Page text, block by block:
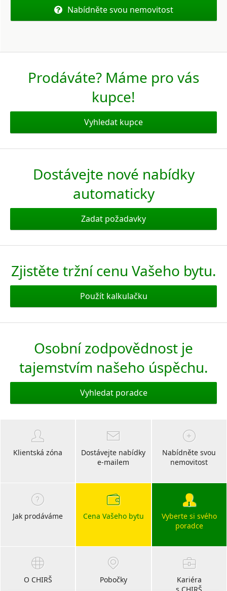
Nabídněte svou nemovitost
Prodáváte? Máme pro vás
kupce!
Vyhledat kupce
Dostávejte nové nabídky
automaticky
Zadat požadavky
Zjistěte tržní cenu Vašeho bytu.
Použít kalkulačku
Osobní zodpovědnost je
tajemstvím našeho úspěchu.
Vyhledat poradce
Klientská zóna
Dostávejte nabídky
e-mailem
Nabídněte svou
nemovitost
Jak prodáváme Cena Vašeho bytu
Vyberte si svého
poradce
O CHIRŠ Pobočky
Kariéra